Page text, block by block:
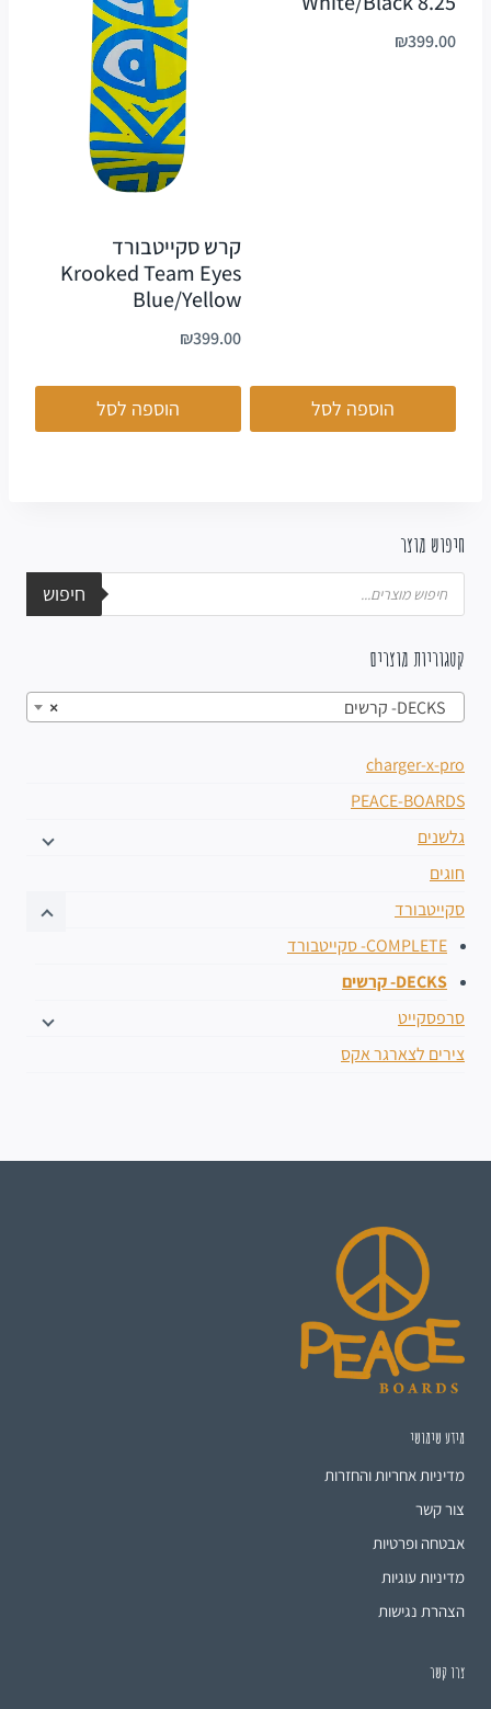
₪399.00
הוספה לסל
קרש סקייטבורד
Krooked Team Eyes
Blue/Yellow
₪399.00
הוספה לסל
חיפוש מוצר
חיפוש
קטגוריות מוצרים
×
charger-x-pro
PEACE-BOARDS
גלשנים
חוגים
סקייטבורד
COMPLETE- סקייטבורד
DECKS- קרשים
סרפסקייט
צירים לצארגר אקס
מידע שימושי
מדיניות אחריות והחזרות
צור קשר
אבטחה ופרטיות
מדיניות עוגיות
הצהרת נגישות
צרו קשר